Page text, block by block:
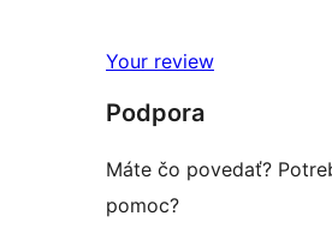
hviezdičkovým
s
hviezdičkovým
hodnotením
Your review
Podpora
Máte čo povedať?
pomoc?